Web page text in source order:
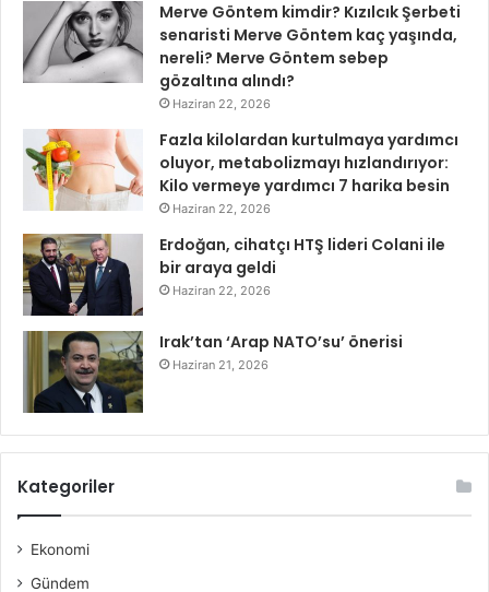
Merve Göntem kimdir? Kızılcık Şerbeti
senaristi Merve Göntem kaç yaşında,
nereli? Merve Göntem sebep
gözaltına alındı?
Haziran 22, 2026
Fazla kilolardan kurtulmaya yardımcı
oluyor, metabolizmayı hızlandırıyor:
Kilo vermeye yardımcı 7 harika besin
Haziran 22, 2026
Erdoğan, cihatçı HTŞ lideri Colani ile
bir araya geldi
Haziran 22, 2026
Irak’tan ‘Arap NATO’su’ önerisi
Haziran 21, 2026
Kategoriler
Ekonomi
Gündem